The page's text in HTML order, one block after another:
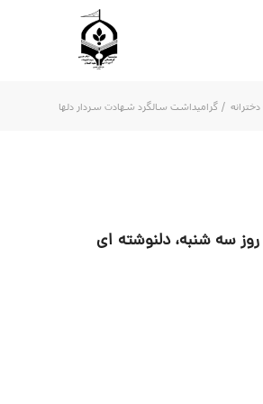
/ گرامیداشت سالگرد شهادت سردار دلها
سه شنبه، دلنوشته ای